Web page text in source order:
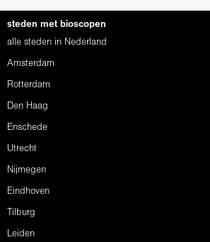
steden met bioscopen
alle steden in Nederland
Amsterdam
Rotterdam
Den Haag
Enschede
Utrecht
Nijmegen
Eindhoven
Tilburg
Leiden